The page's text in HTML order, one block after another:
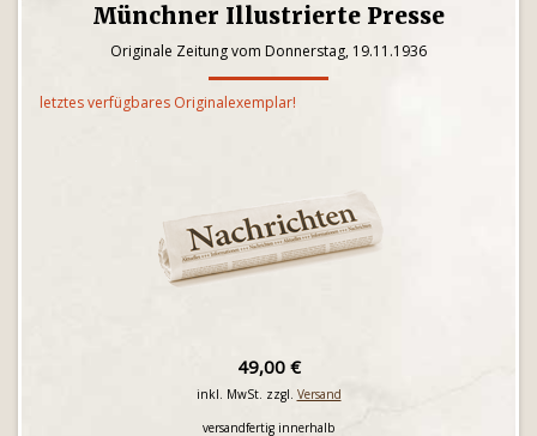
Münchner Illustrierte Presse
Originale Zeitung vom Donnerstag, 19.11.1936
letztes verfügbares Originalexemplar!
49,00 €
inkl. MwSt. zzgl. Versand
versandfertig innerhalb